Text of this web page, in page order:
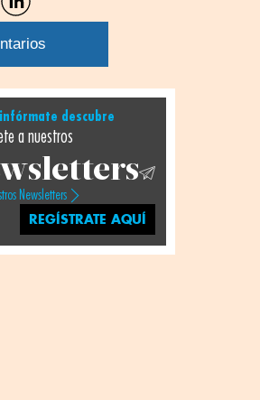
Compartir
por
Linkedin
descubre
a nuestros
Newsletters
REGÍSTRATE AQUÍ